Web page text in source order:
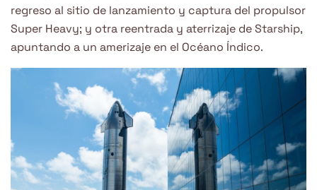
regreso al sitio de lanzamiento y captura del propulsor
Super Heavy; y otra reentrada y aterrizaje de Starship,
apuntando a un amerizaje en el Océano Índico.